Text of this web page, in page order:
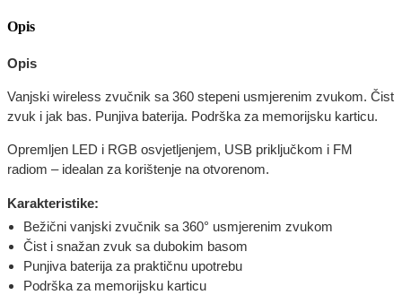
Opis
Opis
Vanjski wireless zvučnik sa 360 stepeni usmjerenim zvukom. Čist
zvuk i jak bas. Punjiva baterija. Podrška za memorijsku karticu.
Opremljen LED i RGB osvjetljenjem, USB priključkom i FM
radiom – idealan za korištenje na otvorenom.
Karakteristike:
Bežični vanjski zvučnik sa 360° usmjerenim zvukom
Čist i snažan zvuk sa dubokim basom
Punjiva baterija za praktičnu upotrebu
Podrška za memorijsku karticu